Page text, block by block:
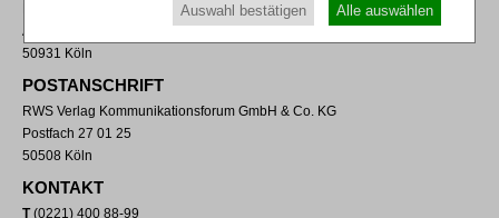
RWS Verlag Kommunikationsforum GmbH & Co. KG
Aachener Straße 222
50931 Köln
POSTANSCHRIFT
RWS Verlag Kommunikationsforum GmbH & Co. KG
Postfach 27 01 25
50508 Köln
KONTAKT
T(0221) 400 88-99
Auswahl bestätigen Alle auswählen